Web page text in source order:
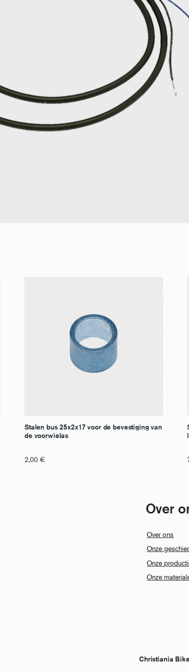
Stalen bus 25x2x17 voor de bevestiging van
de voorwielas
2,00 €
Over
Over ons
Onze
Onze
Onze
Christiania